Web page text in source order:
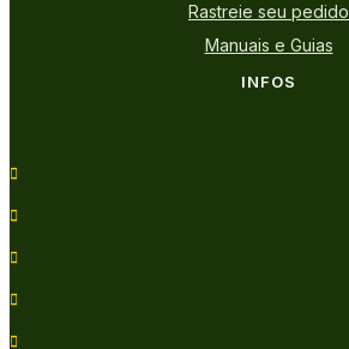
Rastreie seu pedido
Manuais e Guias
INFOS